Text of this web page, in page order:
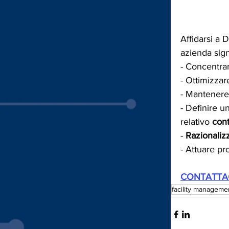
Affidarsi a
azienda
-
-
-
- Definire
relativo
-
- Attuare
facility